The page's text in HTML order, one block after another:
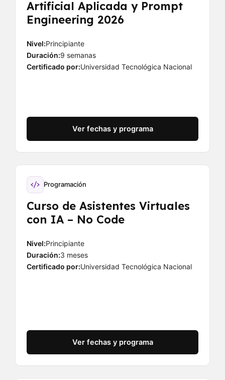
Artificial Aplicada y Prompt
Engineering 2026
Nivel:Principiante
Duración:9 semanas
Certificado por:Universidad Tecnológica Nacional
Ver fechas y programa
Programación
Curso de Asistentes Virtuales
con IA – No Code
Nivel:Principiante
Duración:3 meses
Certificado por:Universidad Tecnológica Nacional
Ver fechas y programa